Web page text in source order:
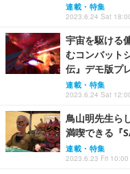
連載・特集
2023.6.24 Sat
宇宙を駆ける
むコンバット
伝』デモ版プ
連載・特集
2023.6.24 Sat
鳥山明先生ら
満喫できる『
連載・特集
2023.6.23 Fri 10:00